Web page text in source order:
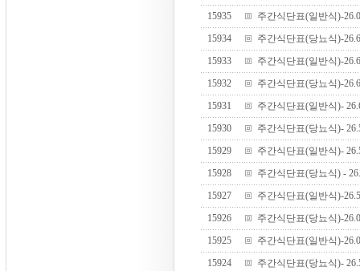
15935
주간식단표(일반식)-
15934
주간식단표(당뇨식)-
15933
주간식단표(일반식)-
15932
주간식단표(당뇨식)-
15931
주간식단표(일반식)-
15930
주간식단표(당뇨식)-
15929
주간식단표(일반식)-
15928
주간식단표(당뇨식) -
15927
주간식단표(일반식)-
15926
주간식단표(당뇨식)-
15925
주간식단표(일반식)-
15924
주간식단표(당뇨식)-